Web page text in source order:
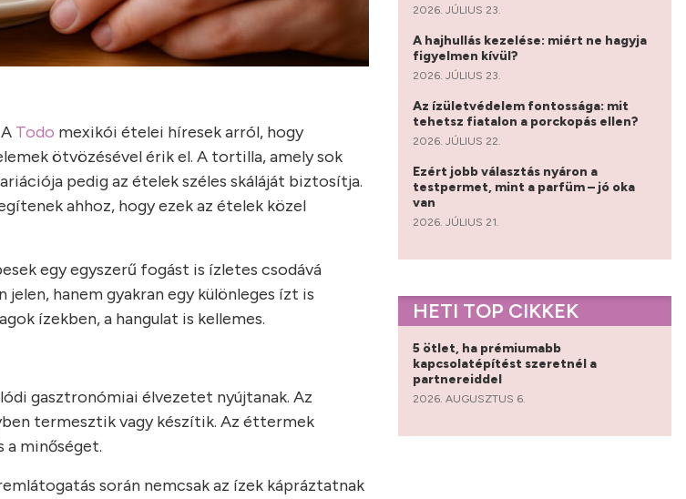
Todo mexikói ételei híresek arról, hogy
ötvözésével érik el. A tortilla, amely sok
pedig az ételek széles skáláját biztosítja.
ahhoz, hogy ezek az ételek közel
egy egyszerű fogást is ízletes csodává
hanem gyakran egy különleges ízt is
ízekben, a hangulat is kellemes.
gasztronómiai élvezetet nyújtanak. Az
termesztik vagy készítik. Az éttermek
a minőséget.
során nemcsak az ízek kápráztatnak
2026. JÚLIUS 23.
A hajhullás kezelése: miért ne hagyja
figyelmen kívül?
2026. JÚLIUS 23.
Az ízületvédelem fontossága: mit
tehetsz fiatalon a porckopás ellen?
2026. JÚLIUS 22.
Ezért jobb választás nyáron a
testpermet, mint a parfüm – jó oka
van
2026. JÚLIUS 21.
HETI TOP CIKKEK
5 ötlet, ha prémiumabb
kapcsolatépítést szeretnél a
partnereiddel
2026. AUGUSZTUS 6.